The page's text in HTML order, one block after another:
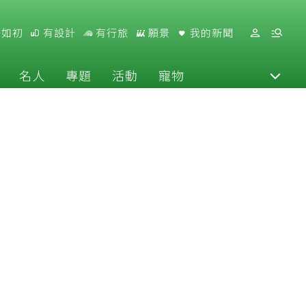
初 有設計 有行旅 願景 我的新聞
名人 專題 活動 寵物